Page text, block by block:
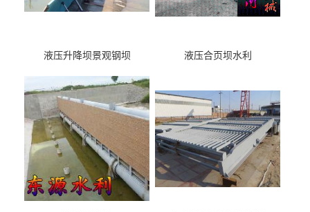
液压升降坝景观钢坝 液压合页坝水利